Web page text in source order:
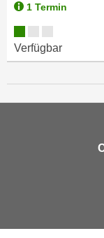
1 Termin
Verfügbar